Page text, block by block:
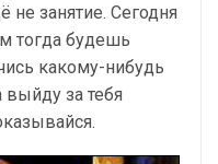
занятие. Сегодня
тогда будешь
какому-нибудь
за тебя